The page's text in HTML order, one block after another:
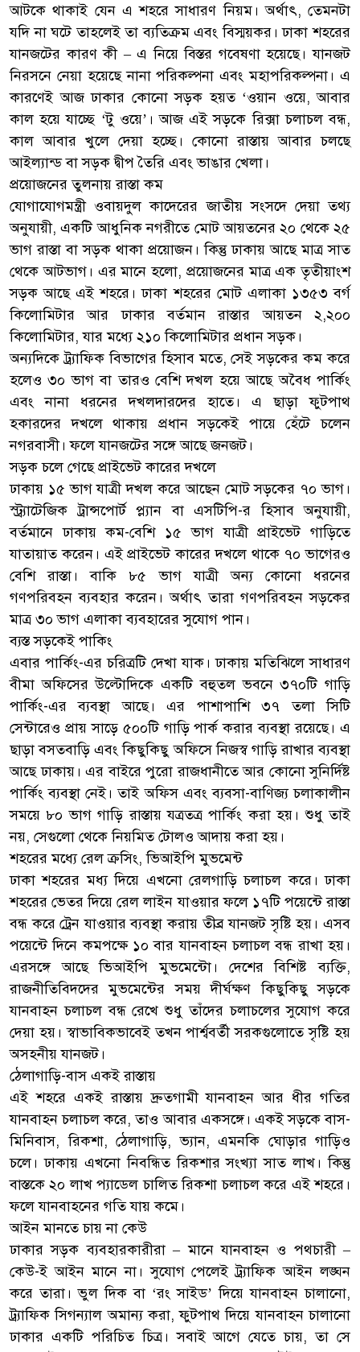
আটকে থাকাই যেন এ শহরে সাধারণ নিয়ম। অর্থাৎ, তেমনটা
যদি না ঘটে তাহলেই তা ব্যতিক্রম এবং বিস্ময়কর। ঢাকা শহরের
যানজটের কারণ কী – এ নিয়ে বিস্তর গবেষণা হয়েছে। যানজট
নিরসনে নেয়া হয়েছে নানা পরিকল্পনা এবং মহাপরিকল্পনা। এ
কারণেই আজ ঢাকার কোনো সড়ক হয়ত ‘ওয়ান ওয়ে, আবার
কাল হয়ে যাচ্ছে ‘টু ওয়ে’। আজ এই সড়কে রিক্সা চলাচল বন্ধ,
কাল আবার খুলে দেয়া হচ্ছে। কোনো রাস্তায় আবার চলছে
আইল্যান্ড বা সড়ক দ্বীপ তৈরি এবং ভাঙার খেলা।
প্রয়োজনের তুলনায় রাস্তা কম
যোগাযোগমন্ত্রী ওবায়দুল কাদেরের জাতীয় সংসদে দেয়া তথ্য
অনুযায়ী, একটি আধুনিক নগরীতে মোট আয়তনের ২০ থেকে ২৫
ভাগ রাস্তা বা সড়ক থাকা প্রয়োজন। কিন্তু ঢাকায় আছে মাত্র সাত
থেকে আটভাগ। এর মানে হলো, প্রয়োজনের মাত্র এক তৃতীয়াংশ
সড়ক আছে এই শহরে। ঢাকা শহরের মোট এলাকা ১৩৫৩ বর্গ
কিলোমিটার আর ঢাকার বর্তমান রাস্তার আয়তন ২,২০০
কিলোমিটার, যার মধ্যে ২১০ কিলোমিটার প্রধান সড়ক।
অন্যদিকে ট্র্যাফিক বিভাগের হিসাব মতে, সেই সড়কের কম করে
হলেও ৩০ ভাগ বা তারও বেশি দখল হয়ে আছে অবৈধ পার্কিং
এবং নানা ধরনের দখলদারদের হাতে। এ ছাড়া ফুটপাথ
হকারদের দখলে থাকায় প্রধান সড়কেই পায়ে হেঁটে চলেন
নগরবাসী। ফলে যানজটের সঙ্গে আছে জনজট।
সড়ক চলে গেছে প্রাইভেট কারের দখলে
ঢাকায় ১৫ ভাগ যাত্রী দখল করে আছেন মোট সড়কের ৭০ ভাগ।
স্ট্র্যাটেজিক ট্রান্সপোর্ট প্ল্যান বা এসটিপি-র হিসাব অনুযায়ী,
বর্তমানে ঢাকায় কম-বেশি ১৫ ভাগ যাত্রী প্রাইভেট গাড়িতে
যাতায়াত করেন। এই প্রাইভেট কারের দখলে থাকে ৭০ ভাগেরও
বেশি রাস্তা। বাকি ৮৫ ভাগ যাত্রী অন্য কোনো ধরনের
গণপরিবহন ব্যবহার করেন। অর্থাৎ তারা গণপরিবহন সড়কের
মাত্র ৩০ ভাগ এলাকা ব্যবহারের সুযোগ পান।
ব্যস্ত সড়কেই পাকিং
এবার পার্কিং-এর চরিত্রটি দেখা যাক। ঢাকায় মতিঝিলে সাধারণ
বীমা অফিসের উল্টোদিকে একটি বহুতল ভবনে ৩৭০টি গাড়ি
পার্কিং-এর ব্যবস্থা আছে। এর পাশাপাশি ৩৭ তলা সিটি
সেন্টারেও প্রায় সাড়ে ৫০০টি গাড়ি পার্ক করার ব্যবস্থা রয়েছে। এ
ছাড়া বসতবাড়ি এবং কিছুকিছু অফিসে নিজস্ব গাড়ি রাখার ব্যবস্থা
আছে ঢাকায়। এর বাইরে পুরো রাজধানীতে আর কোনো সুনির্দিষ্ট
পার্কিং ব্যবস্থা নেই। তাই অফিস এবং ব্যবসা-বাণিজ্য চলাকালীন
সময়ে ৮০ ভাগ গাড়ি রাস্তায় যত্রতত্র পার্কিং করা হয়। শুধু তাই
নয়, সেগুলো থেকে নিয়মিত টোলও আদায় করা হয়।
শহরের মধ্যে রেল ক্রসিং, ভিআইপি মুভমেন্ট
ঢাকা শহরের মধ্য দিয়ে এখনো রেলগাড়ি চলাচল করে। ঢাকা
শহরের ভেতর দিয়ে রেল লাইন যাওয়ার ফলে ১৭টি পয়েন্টে রাস্তা
বন্ধ করে ট্রেন যাওয়ার ব্যবস্থা করায় তীব্র যানজট সৃষ্টি হয়। এসব
পয়েন্টে দিনে কমপক্ষে ১০ বার যানবাহন চলাচল বন্ধ রাখা হয়।
এরসঙ্গে আছে ভিআইপি মুভমেন্টো। দেশের বিশিষ্ট ব্যক্তি,
রাজনীতিবিদদের মুভমেন্টের সময় দীর্ঘক্ষণ কিছুকিছু সড়কে
যানবাহন চলাচল বন্ধ রেখে শুধু তাঁদের চলাচলের সুযোগ করে
দেয়া হয়। স্বাভাবিকভাবেই তখন পার্শ্ববর্তী সরকগুলোতে সৃষ্টি হয়
অসহনীয় যানজট।
ঠেলাগাড়ি-বাস একই রাস্তায়
এই শহরে একই রাস্তায় দ্রুতগামী যানবাহন আর ধীর গতির
যানবাহন চলাচল করে, তাও আবার একসঙ্গে। একই সড়কে বাস-
মিনিবাস, রিকশা, ঠেলাগাড়ি, ভ্যান, এমনকি ঘোড়ার গাড়িও
চলে। ঢাকায় এখনো নিবন্ধিত রিকশার সংখ্যা সাত লাখ। কিন্তু
বাস্তকে ২০ লাখ প্যাডেল চালিত রিকশা চলাচল করে এই শহরে।
ফলে যানবাহনের গতি যায় কমে।
আইন মানতে চায় না কেউ
ঢাকার সড়ক ব্যবহারকারীরা – মানে যানবাহন ও পথচারী –
কেউ-ই আইন মানে না। সুযোগ পেলেই ট্র্যাফিক আইন লঙ্ঘন
করে তারা। ভুল দিক বা ‘রং সাইড’ দিয়ে যানবাহন চালানো,
ট্র্যাফিক সিগন্যাল অমান্য করা, ফুটপাথ দিয়ে যানবাহন চালানো
ঢাকার একটি পরিচিত চিত্র। সবাই আগে যেতে চায়, তা সে